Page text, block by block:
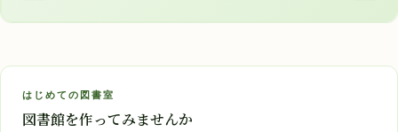
はじめての図書室
図書館を作ってみませんか